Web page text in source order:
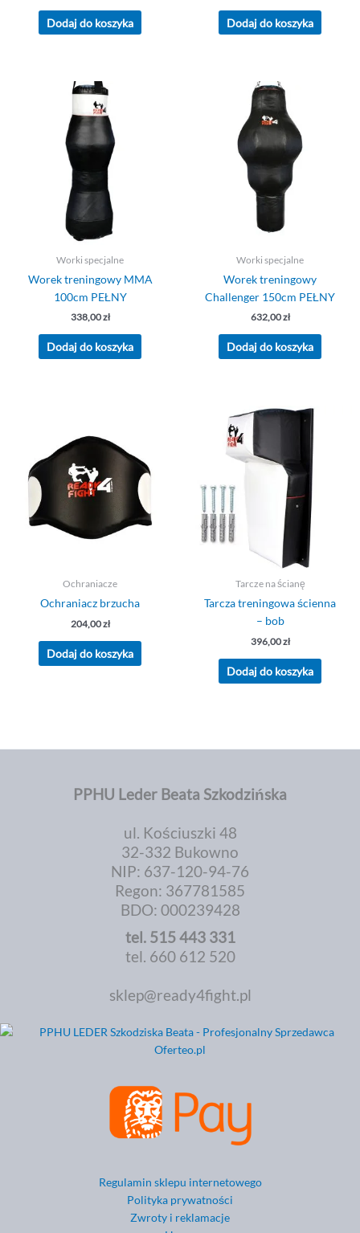
Dodaj do koszyka Dodaj do koszyka
Worki specjalne
Worek treningowy MMA
100cm PEŁNY
338,00zł
Dodaj do koszyka
Worki specjalne
Worek treningowy
Challenger 150cm PEŁNY
632,00zł
Dodaj do koszyka
Ochraniacze
Ochraniacz brzucha
204,00zł
Dodaj do koszyka
Tarcze na ścianę
Tarcza treningowa ścienna
– bob
396,00zł
Dodaj do koszyka
PPHU Leder Beata Szkodzińska
ul. Kościuszki 48
32-332 Bukowno
NIP: 637-120-94-76
Regon: 367781585
BDO: 000239428
tel. 515 443 331
tel. 660 612 520
sklep@ready4fight.pl
Regulamin sklepu internetowego
Polityka prywatności
Zwroty i reklamacje